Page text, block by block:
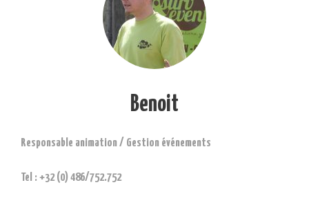
Benoit
Responsable animation / Gestion événements
Tel : +32 (0) 486/752.752